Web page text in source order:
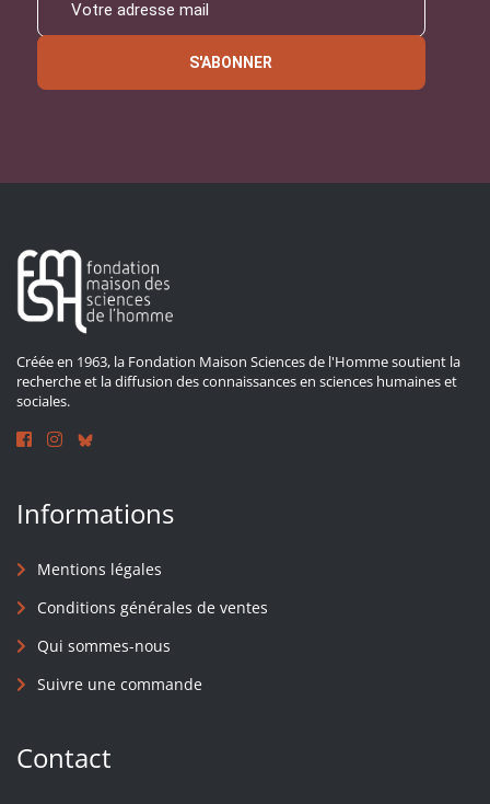
S'ABONNER
Créée en 1963, la Fondation Maison Sciences de l'Homme soutient la
recherche et la diffusion des connaissances en sciences humaines et
sociales.
Informations
Mentions légales
Conditions générales de ventes
Qui sommes-nous
Suivre une commande
Contact